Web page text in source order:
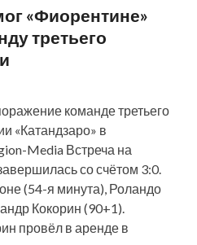
«Фиорентине»
третьего
команде третьего
«Катандзаро» в
Media Встреча на
со счётом 3:0.
(54-я минута), Роландо
Кокорин (90+1).
провёл в аренде в